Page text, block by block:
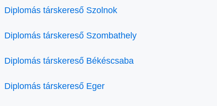
Diplomás társkereső Szolnok
Diplomás társkereső Szombathely
Diplomás társkereső Békéscsaba
Diplomás társkereső Eger